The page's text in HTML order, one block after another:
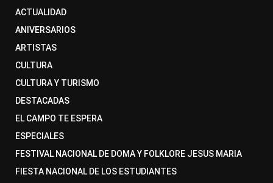
ACTUALIDAD
ANIVERSARIOS
ARTISTAS
CULTURA
CULTURA Y TURISMO
DESTACADAS
EL CAMPO TE ESPERA
ESPECIALES
FESTIVAL NACIONAL DE DOMA Y FOLKLORE JESUS MARIA
FIESTA NACIONAL DE LOS ESTUDIANTES